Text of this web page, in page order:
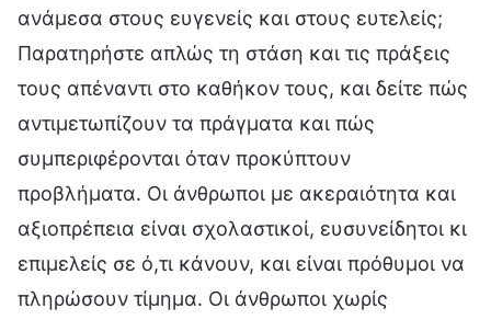
ανάμεσα στους ευγενείς και στους ευτελείς;
Παρατηρήστε απλώς τη στάση και τις πράξεις
τους απέναντι στο καθήκον τους, και δείτε πώς
αντιμετωπίζουν τα πράγματα και πώς
συμπεριφέρονται όταν προκύπτουν
προβλήματα. Οι άνθρωποι με ακεραιότητα και
αξιοπρέπεια είναι σχολαστικοί, ευσυνείδητοι κι
επιμελείς σε ό,τι κάνουν, και είναι πρόθυμοι να
πληρώσουν τίμημα. Οι άνθρωποι χωρίς